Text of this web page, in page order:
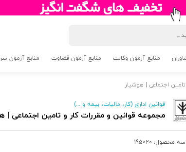
منابع آزمون وکالت منابع آزمون قضاوت منابع آزمون
اجتماعی | هوشیار
قوانین اداری (کار، مالیات، بیمه و ...)
مجموعه قوانین و مقررات کار و تامین اجتماعی |
محصول: 195020